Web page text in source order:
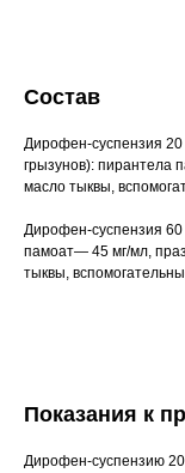
Состав
Дирофен-суспензия 20
грызунов): пирантела
масло тыквы,
Дирофен-суспензия 60
памоат— 45 мг/мл,
тыквы,
Показания к
Дирофен-суспензию